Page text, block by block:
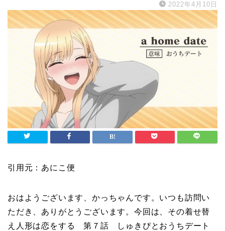
2022年4月10日
引用元：あにこ便
おはようございます、かっちゃんです。いつも訪問い
ただき、ありがとうございます。今回は、その着せ替
え人形は恋をする 第７話 しゅきぴとおうちデート